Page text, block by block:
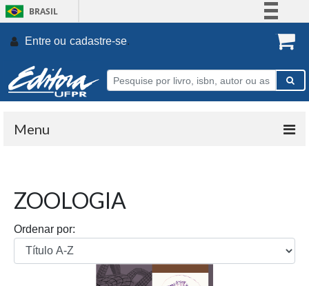
BRASIL
Participe
Entre ou cadastre-se.
Menu
ZOOLOGIA
Ordenar por: